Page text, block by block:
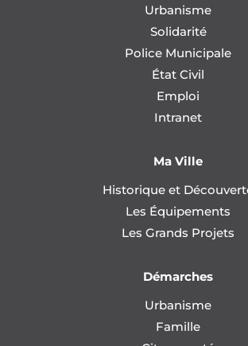
Urbanisme
Solidarité
Police Municipale
État Civil
Emploi
Intranet
Ma Ville
Historique et
Les Équipements
Les Grands Projets
Démarches
Urbanisme
Famille